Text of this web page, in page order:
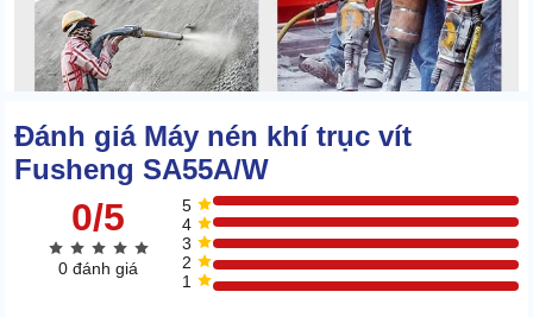
Đánh giá Máy nén khí trục vít
Fusheng SA55A/W
0/5
0 đánh giá
5
4
3
2
1